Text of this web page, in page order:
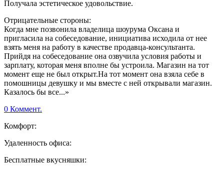
Получала эстетическое удовольствие.
Отрицательные стороны:
Когда мне позвонила владелица шоурума Оксана и
пригласила на собеседование, инициатива исходила от нее
взять меня на работу в качестве продавца-консультанта.
Прийдя на собеседование она озвучила условия работы и
зарплату, которая меня вполне бы устроила. Магазин на тот
момент еще не был открыт.На тот момент она взяла себе в
помошницы девушку и мы вместе с ней открывали магазин.
Казалось бы все...»
0 Коммент.
Комфорт:
Удаленность офиса:
Бесплатные вкусняшки: